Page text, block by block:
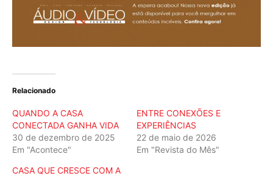
Relacionado
QUANDO A CASA
CONECTADA GANHA VIDA
30 de dezembro de 2025
Em "Acontece"
ENTRE CONEXÕES E
EXPERIÊNCIAS
22 de maio de 2026
Em "Revista do Mês"
CASA QUE CRESCE COM A